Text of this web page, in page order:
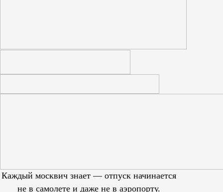
Каждый москвич знает — отпуск начинается
не в самолете и даже не в аэропорту.